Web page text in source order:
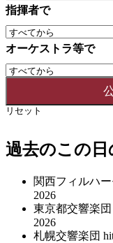
指揮者で
オーケストラ等で
リセット
過去のこの日
関西フィルハ
2026
東京都交響楽
2026
札幌交響楽団